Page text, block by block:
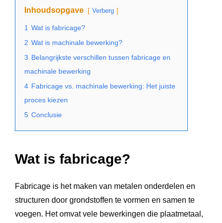
Inhoudsopgave Verberg
1 Wat is fabricage?
2 Wat is machinale bewerking?
3 Belangrijkste verschillen tussen fabricage en
machinale bewerking
4 Fabricage vs. machinale bewerking: Het juiste
proces kiezen
5 Conclusie
Wat is fabricage?
Fabricage is het maken van metalen onderdelen en
structuren door grondstoffen te vormen en samen te
voegen. Het omvat vele bewerkingen die plaatmetaal,